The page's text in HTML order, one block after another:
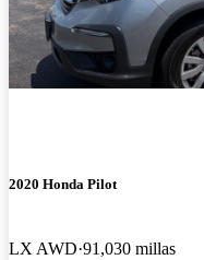
2020 Honda Pilot
LX AWD 91,030 millas